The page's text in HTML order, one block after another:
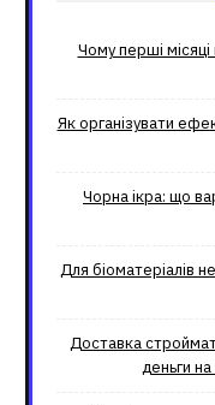
Чому перші місяці
Як організувати
Чорна ікра: що
Для біоматеріалів
Доставка
деньги